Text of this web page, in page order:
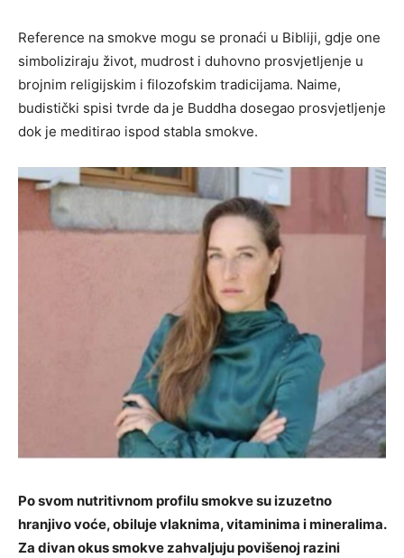
Reference na smokve mogu se pronaći u Bibliji, gdje one
simboliziraju život, mudrost i duhovno prosvjetljenje u
brojnim religijskim i filozofskim tradicijama. Naime,
budistički spisi tvrde da je Buddha dosegao prosvjetljenje
dok je meditirao ispod stabla smokve.
Po svom nutritivnom profilu smokve su izuzetno
hranjivo voće, obiluje vlaknima, vitaminima i mineralima.
Za divan okus smokve zahvaljuju povišenoj razini